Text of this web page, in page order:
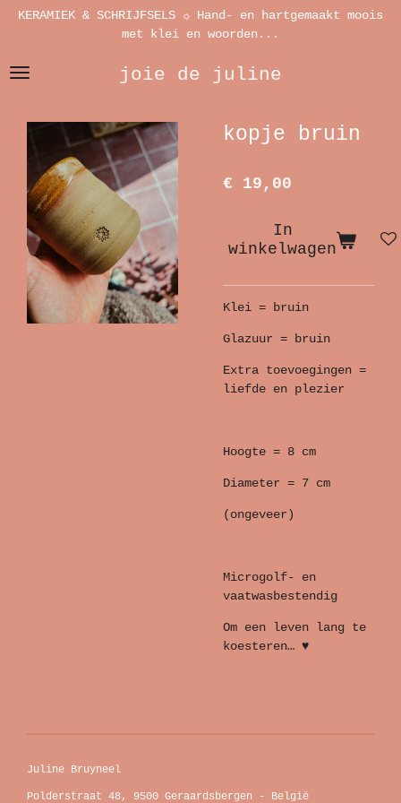
Ga
de
joie de juline
KERAMIEK & SCHRIJFSELS ☼ Hand- en hartgemaakt moois
met klei en woorden...
kopje bruin
€ 19,00
In
winkelwagen
Klei = bruin
Glazuur = bruin
Extra toevoegingen =
liefde en plezier
Hoogte = 8 cm
Diameter = 7 cm
(ongeveer)
Microgolf- en
vaatwasbestendig
Om een leven lang te
koesteren… ♥
Juline Bruyneel
Polderstraat 48, 9500 Geraardsbergen - België